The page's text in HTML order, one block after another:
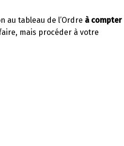
au tableau de l’Ordre à compter
mais procéder à votre